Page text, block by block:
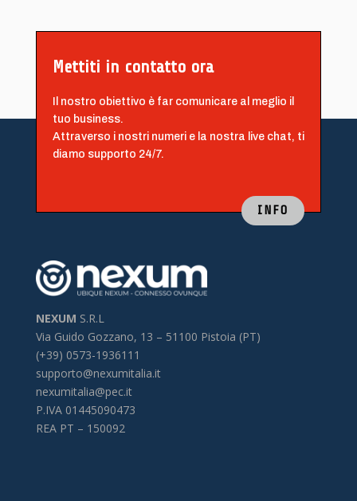
Mettiti in contatto ora
Il nostro obiettivo è far comunicare al meglio il
tuo business.
Attraverso i nostri numeri e la nostra live chat, ti
diamo supporto 24/7.
INFO
NEXUM S.R.L
Via Guido Gozzano, 13 – 51100 Pistoia (PT)
(+39) 0573-1936111
supporto@nexumitalia.it
nexumitalia@pec.it
P.IVA 01445090473
REA PT – 150092